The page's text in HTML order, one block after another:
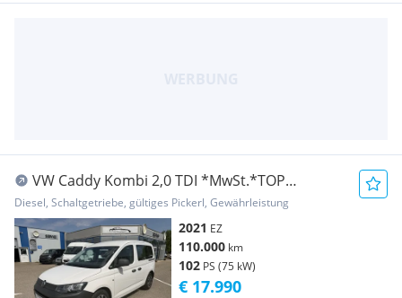
VW Caddy Kombi 2,0 TDI *MwSt.*TOP
Zustand*Pickerl NEU
Diesel, Schaltgetriebe, gültiges Pickerl, Gewährleistung
2021 EZ
110.000 km
102 PS (75 kW)
€ 17.990